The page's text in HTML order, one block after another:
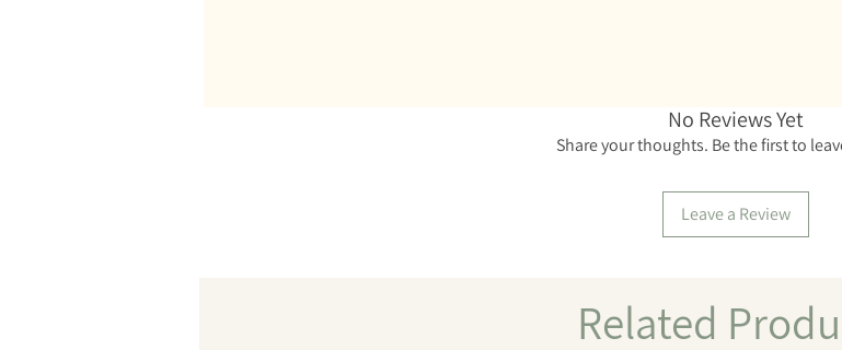
No Reviews Yet
Share your thoughts. Be the first to
Leave a Review
Related